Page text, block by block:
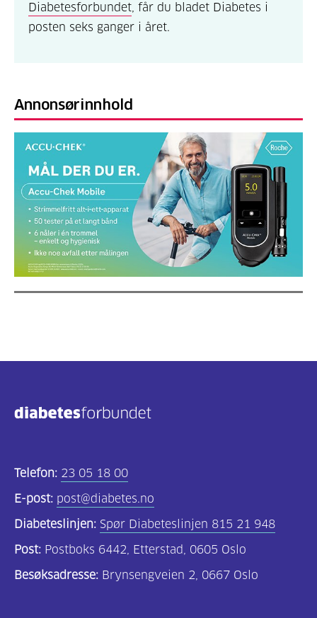
Diabetesforbundet, får du bladet Diabetes i
posten seks ganger i året.
Annonsørinnhold
Telefon: 23 05 18 00
E-post: post@diabetes.no
Diabeteslinjen: Spør Diabeteslinjen 815 21 948
Post: Postboks 6442, Etterstad, 0605 Oslo
Besøksadresse: Brynsengveien 2, 0667 Oslo